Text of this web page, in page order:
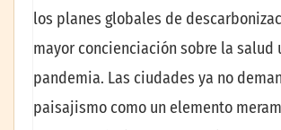
los planes globales de
mayor concienciación sobre la salud
pandemia. Las ciudades ya no
paisajismo como un elemento